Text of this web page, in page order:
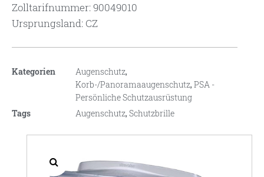
Zolltarifnummer: 90049010
Ursprungsland: CZ
Kategorien Augenschutz,
Korb-/Panoramaaugenschutz,PSA -
Persönliche Schutzausrüstung
Tags
Augenschutz,Schutzbrille